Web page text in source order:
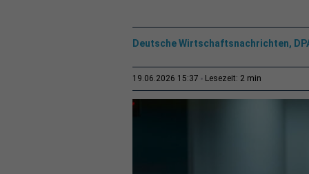
Deutsche Wirtschaftsnachrichten,
19.06.2026 15:37 Lesezeit: 2 min